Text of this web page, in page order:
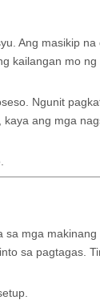
Ang masikip
kailangan mo
Ngunit
ang mga
mga makinang
sa pagtagas.